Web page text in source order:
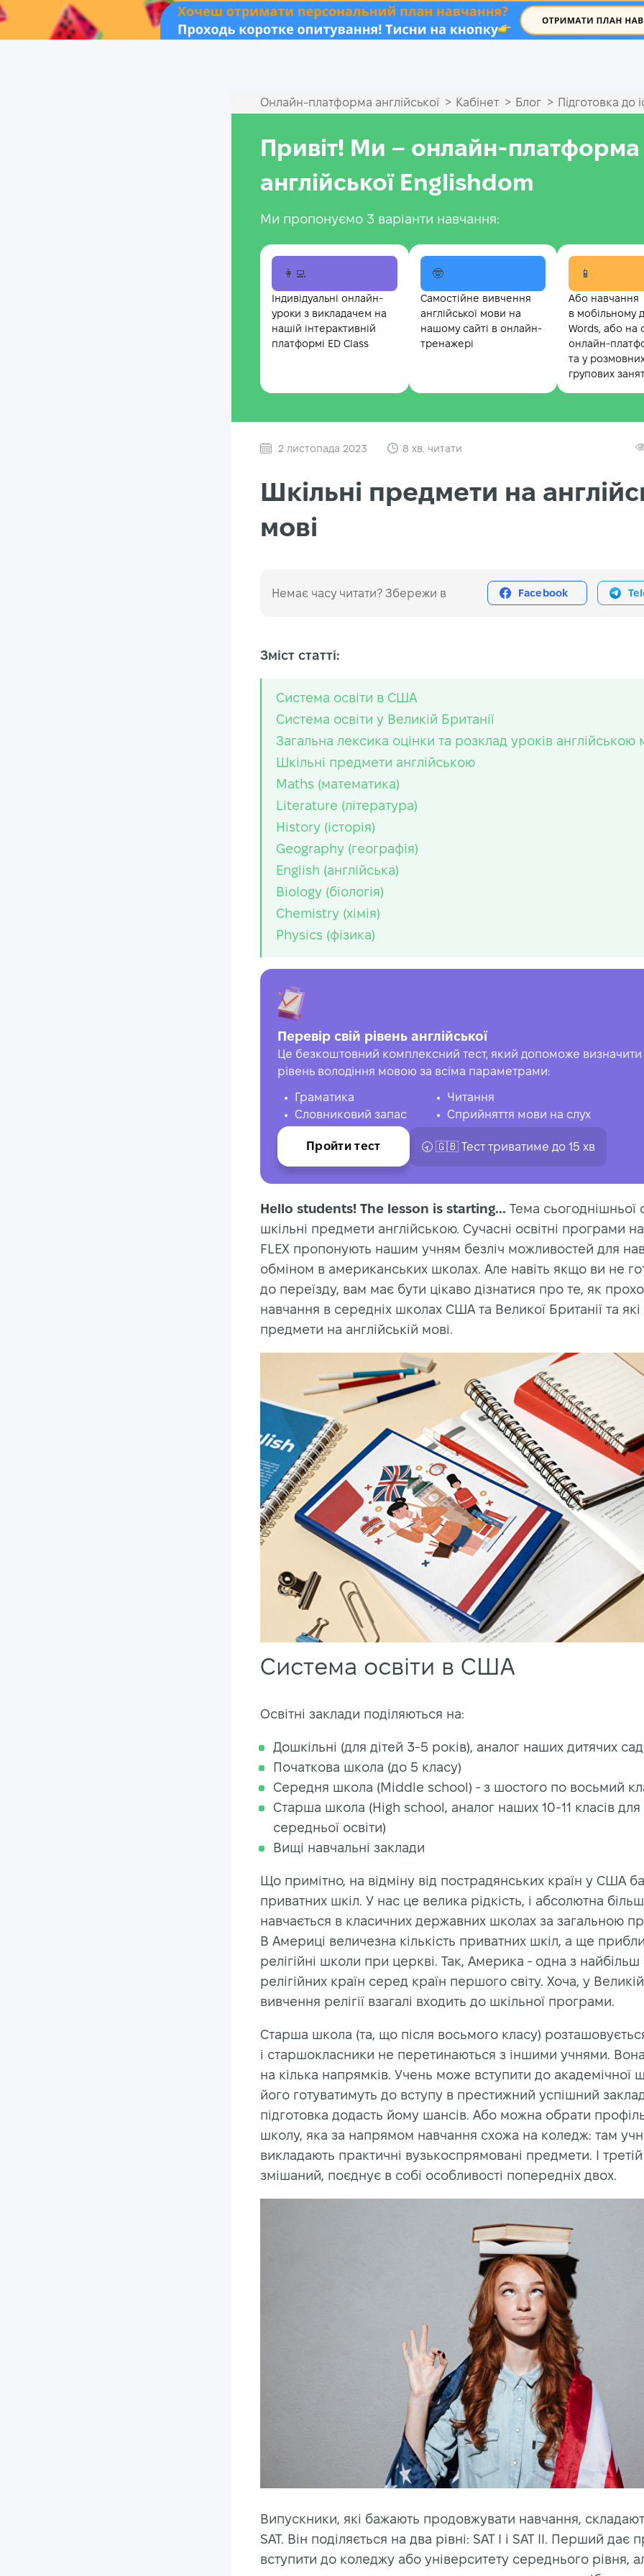
.
Онлайн‑платформа англійської > Кабінет > Блог > Підготовка до
Привіт! Ми – онлайн-платформа
англійської Englishdom
Ми пропонуємо 3 варіанти навчання:
👩‍💻
Індивідуальні онлайн-
уроки з викладачем на
нашій інтерактивній
платформі ED Class
🤓
Самостійне вивчення
англійської мови на
нашому сайті в онлайн-
тренажері
📱
Або навчання
в мобільному
Words, або на
онлайн-
та у
групових
2 листопада 2023 8 хв. читати
Шкільні предмети на
мові
Немає часу читати? Збережи в Facebook
Зміст статті:
Система освіти в США
Система освіти у Великій Британії
Загальна лексика оцінки та розклад уроків
Шкільні предмети англійською
Maths (математика)
Literature (література)
History (історія)
Geography (географія)
English (англійська)
Biology (біологія)
Chemistry (хімія)
Physics (фізика)
Перевір свій рівень англійської
Це безкоштовний комплексний тест, який допоможе визначити
рівень володіння мовою за всіма параметрами:
Граматика
Словниковий запас
Читання
Сприйняття мови на слух
Пройти тест 🕣 🇬🇧 Тест триватиме до 15 хв
Hello students! The lesson is starting... Тема сьогоднішньої
шкільні предмети англійською. Сучасні освітні програми
FLEX пропонують нашим учням безліч можливостей для
обміном в американських школах. Але навіть якщо ви не
до переїзду, вам має бути цікаво дізнатися про те, як
навчання в середніх школах США та Великої Британії та які
предмети на англійській мові.
Система освіти в США
Освітні заклади поділяються на:
Дошкільні (для дітей 3-5 років), аналог наших дитячих
Початкова школа (до 5 класу)
Середня школа (Middle school) - з шостого по восьмий
Старша школа (High school, аналог наших 10-11 класів для
середньої освіти)
Вищі навчальні заклади
Що примітно, на відміну від пострадянських країн у США
приватних шкіл. У нас це велика рідкість, і абсолютна
навчається в класичних державних школах за загальною
В Америці величезна кількість приватних шкіл, а ще
релігійні школи при церкві. Так, Америка - одна з найбільш
релігійних країн серед країн першого світу. Хоча, у
вивчення релігії взагалі входить до шкільної програми.
Старша школа (та, що після восьмого класу)
і старшокласники не перетинаються з іншими учнями. Вона
на кілька напрямків. Учень може вступити до академічної
його готуватимуть до вступу в престижний успішний
підготовка додасть йому шансів. Або можна обрати
школу, яка за напрямом навчання схожа на коледж: там
викладають практичні вузькоспрямовані предмети. І третій
змішаний, поєднує в собі особливості попередніх двох.
Випускники, які бажають продовжувати навчання,
SAT. Він поділяється на два рівні: SAT I і SAT II. Перший дає
вступити до коледжу або університету середнього рівня,